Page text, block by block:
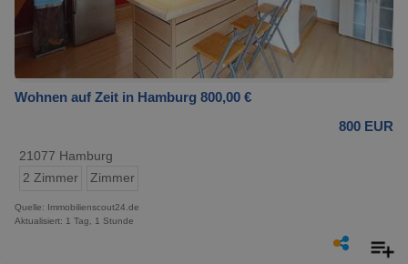
Wohnen auf Zeit in Hamburg 800,00 €
800 EUR
21077 Hamburg
2 Zimmer
Zimmer
Quelle: Immobilienscout24.de
Aktualisiert: 1 Tag, 1 Stunde